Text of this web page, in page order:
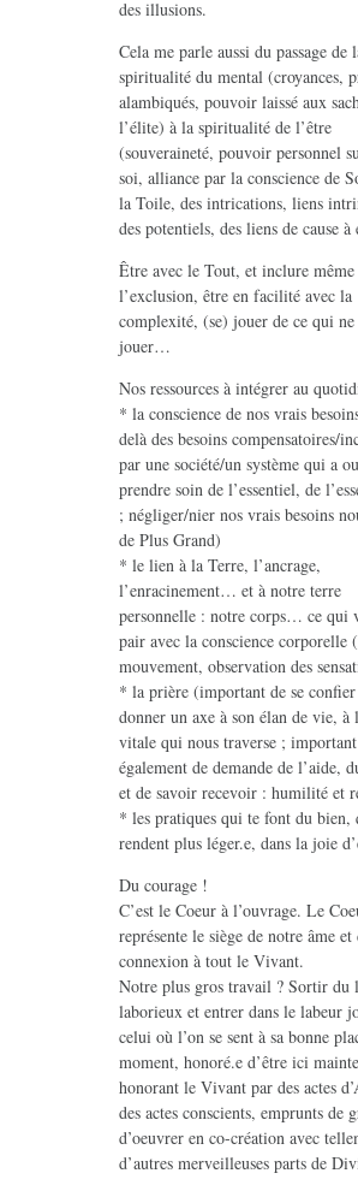
des illusions.
Cela me parle aussi du passage de
spiritualité du mental (croyances,
alambiqués, pouvoir laissé aux
l’élite) à la spiritualité de l’être
(souveraineté, pouvoir personnel
soi, alliance par la conscience de
la Toile, des intrications, liens
des potentiels, des liens de cause
Être avec le Tout, et inclure même
l’exclusion, être en facilité avec la
complexité, (se) jouer de ce qui ne
jouer…
Nos ressources à intégrer au
* la conscience de nos vrais
delà des besoins compensatoires/
par une société/un système qui a
prendre soin de l’essentiel, de
; négliger/nier nos vrais besoins
de Plus Grand)
* le lien à la Terre, l’ancrage,
l’enracinement… et à notre terre
personnelle : notre corps… ce qui
pair avec la conscience corporelle
mouvement, observation des
* la prière (important de se confier
donner un axe à son élan de vie, à
vitale qui nous traverse ; important
également de demande de l’aide,
et de savoir recevoir : humilité et
* les pratiques qui te font du bien,
rendent plus léger.e, dans la joie
Du courage !
C’est le Coeur à l’ouvrage. Le
représente le siège de notre âme
connexion à tout le Vivant.
Notre plus gros travail ? Sortir du
laborieux et entrer dans le labeur
celui où l’on se sent à sa bonne
moment, honoré.e d’être ici
honorant le Vivant par des actes
des actes conscients, emprunts de
d’oeuvrer en co-création avec
d’autres merveilleuses parts de